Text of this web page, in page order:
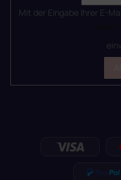
Mit der Eingabe Ihrer E-